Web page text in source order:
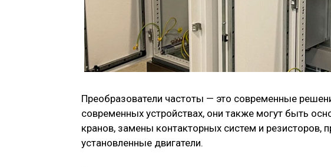
Преобразователи частоты — это современные
современных устройствах, они также могут быть
кранов, замены контакторных систем и
установленные двигатели.